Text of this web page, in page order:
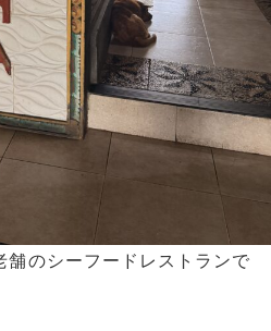
舗のシーフードレストランで